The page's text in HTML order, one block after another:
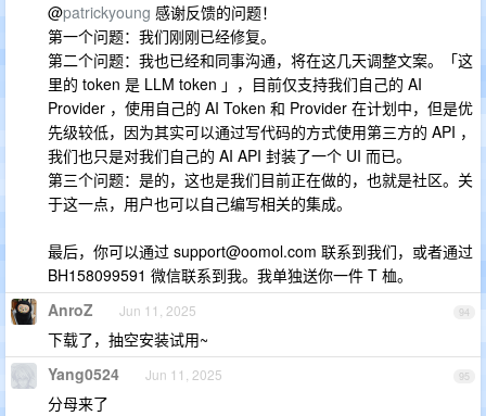
@patrickyoung 感谢反馈的问题！
第一个问题：我们刚刚已经修复。
第二个问题：我也已经和同事沟通，将在这几天调整文案。「这
里的 token 是 LLM token 」，目前仅支持我们自己的 AI
Provider ，使用自己的 AI Token 和 Provider 在计划中，但是优
先级较低，因为其实可以通过写代码的方式使用第三方的 API ，
我们也只是对我们自己的 AI API 封装了一个 UI 而已。
第三个问题：是的，这也是我们目前正在做的，也就是社区。关
于这一点，用户也可以自己编写相关的集成。
最后，你可以通过 support@oomol.com 联系到我们，或者通过
BH158099591 微信联系到我。我单独送你一件 T 桖。
94
AnroZ Jun 11, 2025
下载了，抽空安装试用~
95
Yang0524 Jun 11, 2025
分母来了